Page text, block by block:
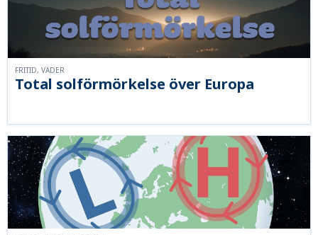
Total solförmörkelse över Europa
FRITID, VÄDER